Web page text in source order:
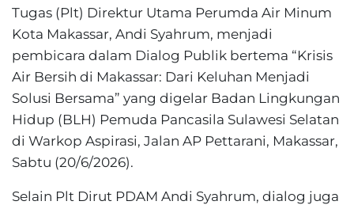
Tugas (Plt) Direktur Utama Perumda Air Minum
Kota Makassar, Andi Syahrum, menjadi
pembicara dalam Dialog Publik bertema “Krisis
Air Bersih di Makassar: Dari Keluhan Menjadi
Solusi Bersama” yang digelar Badan Lingkungan
Hidup (BLH) Pemuda Pancasila Sulawesi Selatan
di Warkop Aspirasi, Jalan AP Pettarani, Makassar,
Sabtu (20/6/2026).
Selain Plt Dirut PDAM Andi Syahrum, dialog juga